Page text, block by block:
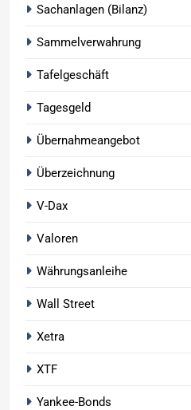
Sachanlagen (Bilanz)
Sammelverwahrung
Tafelgeschäft
Tagesgeld
Übernahmeangebot
Überzeichnung
V-Dax
Valoren
Währungsanleihe
Wall Street
Xetra
XTF
Yankee-Bonds